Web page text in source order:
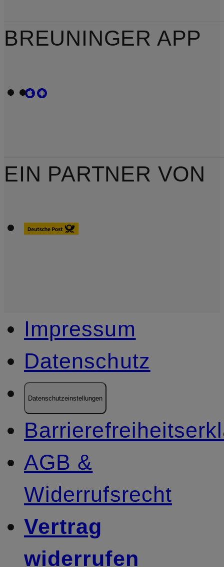
EIN PARTNER VON
BREUNINGER APP
Impressum
Datenschutz
Datenschutzeinstellungen
AGB &
Widerrufsrecht
Vertrag
widerrufen